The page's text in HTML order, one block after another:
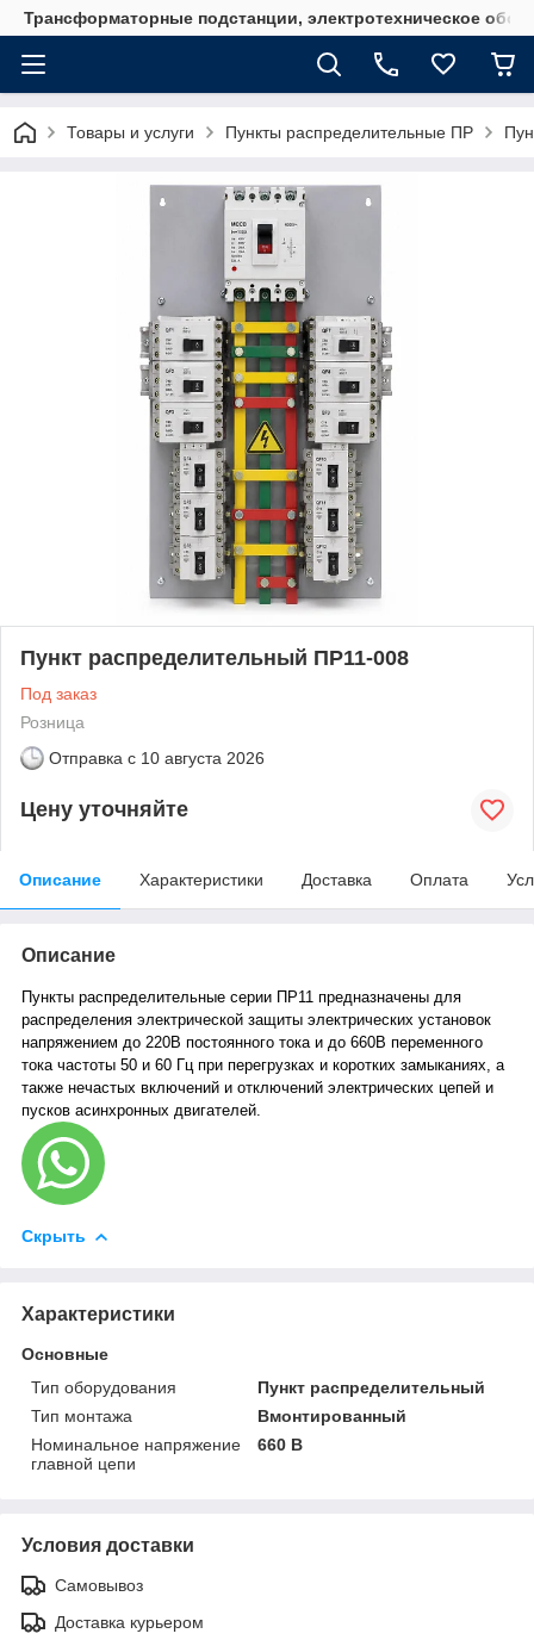
Трансформаторные подстанции, электротехническое
Товары и услуги Пункты распределительные ПР
Пункт распределительный ПР11-008
Под заказ
Розница
Отправка с 10 августа 2026
Цену уточняйте
Описание Характеристики Доставка Оплата
Описание
Пункты распределительные серии ПР11 предназначены для
распределения электрической защиты электрических установок
напряжением до 220В постоянного тока и до 660В переменного
тока частоты 50 и 60 Гц при перегрузках и коротких замыканиях, а
также нечастых включений и отключений электрических цепей и
пусков асинхронных двигателей.
Скрыть
Характеристики
Основные
Тип оборудования
Пункт распределительный
Тип монтажа
Вмонтированный
Номинальное напряжение
главной цепи
660 В
Условия доставки
Самовывоз
Доставка курьером